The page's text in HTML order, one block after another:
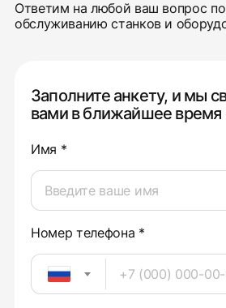
Ответим на любой ваш вопрос по
обслуживанию станков и
Заполните анкету, и мы
вами в ближайшее время
Имя *
Номер телефона *